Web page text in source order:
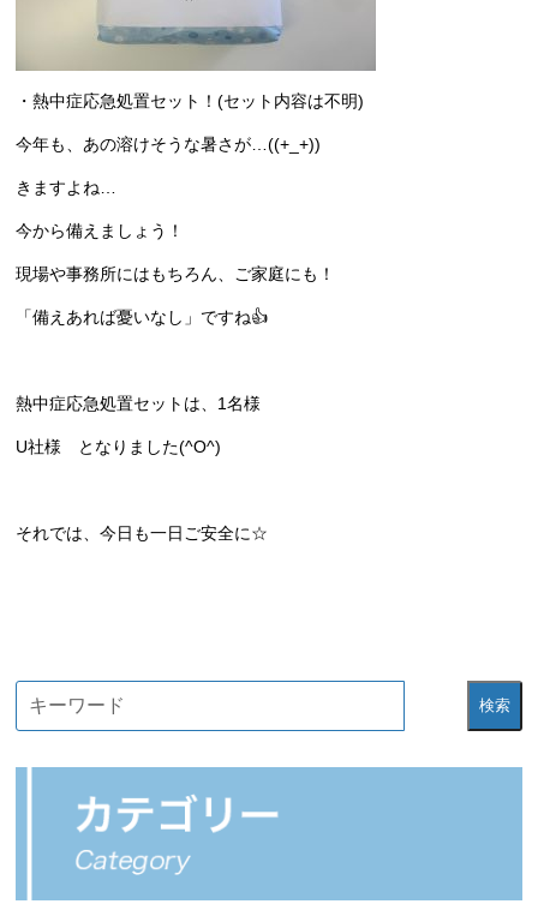
・熱中症応急処置セット！(セット内容は不明)
今年も、あの溶けそうな暑さが…((+_+))
きますよね…
今から備えましょう！
現場や事務所にはもちろん、ご家庭にも！
「備えあれば憂いなし」ですね👍
熱中症応急処置セットは、1名様
U社様 となりました(^O^)
それでは、今日も一日ご安全に☆
検索